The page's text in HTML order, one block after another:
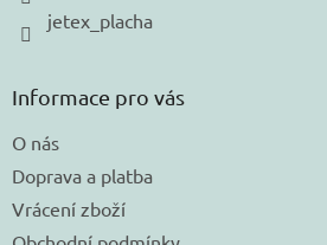
jetex_placha
Informace pro vás
O nás
Doprava a platba
Vrácení zboží